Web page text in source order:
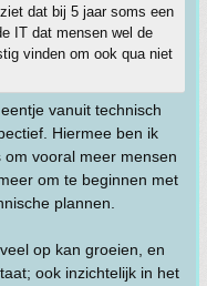
dat bij 5 jaar soms een
IT dat mensen wel de
vinden om ook qua niet
vanuit technisch
Hiermee ben ik
vooral meer mensen
om te beginnen met
plannen.
op kan groeien, en
ook inzichtelijk in het